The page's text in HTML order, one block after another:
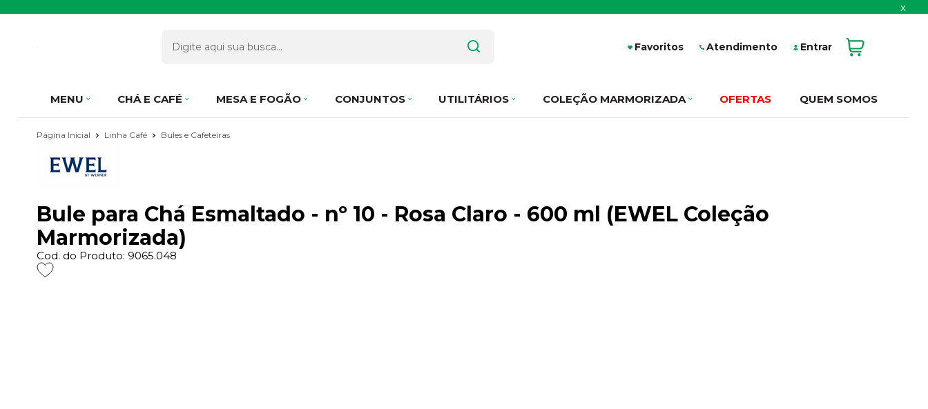
x
Favoritos Atendimento Entrar
MENU CHÁ E CAFÉ MESA E FOGÃO CONJUNTOS UTILITÁRIOS COLEÇÃO MARMORIZADA OFERTAS QUEM SOMOS
Página Inicial Linha Café Bules e Cafeteiras
Bule para Chá Esmaltado - nº 10 - Rosa Claro - 600 ml (EWEL Coleção
Marmorizada)
Cod. do Produto: 9065.048